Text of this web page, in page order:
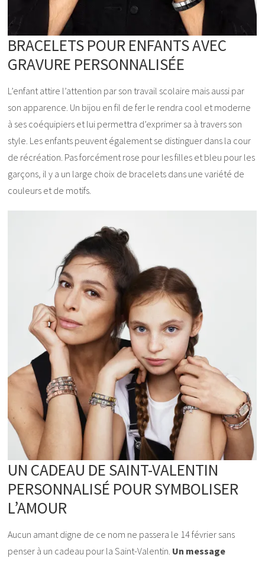
BRACELETS POUR ENFANTS AVEC
GRAVURE PERSONNALISÉE
L’enfant attire l’attention par son travail scolaire mais aussi par
son apparence. Un bijou en fil de fer le rendra cool et moderne
à ses coéquipiers et lui permettra d’exprimer sa à travers son
style. Les enfants peuvent également se distinguer dans la cour
de récréation. Pas forcément rose pour les filles et bleu pour les
garçons, il y a un large choix de bracelets dans une variété de
couleurs et de motifs.
UN CADEAU DE SAINT-VALENTIN
PERSONNALISÉ POUR SYMBOLISER
L’AMOUR
Aucun amant digne de ce nom ne passera le 14 février sans
penser à un cadeau pour la Saint-Valentin. Un message